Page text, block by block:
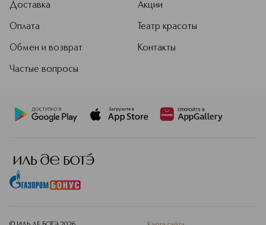
Доставка
Оплата
Обмен и возврат
Частые вопросы
Акции
Театр красоты
Контакты